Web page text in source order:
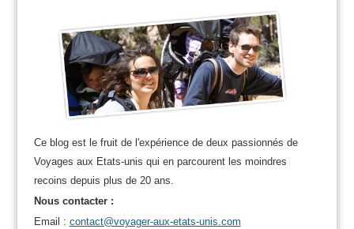
Ce blog est le fruit de l'expérience de deux passionnés de
Voyages aux Etats-unis qui en parcourent les moindres
recoins depuis plus de 20 ans.
Nous contacter :
Email : contact@voyager-aux-etats-unis.com